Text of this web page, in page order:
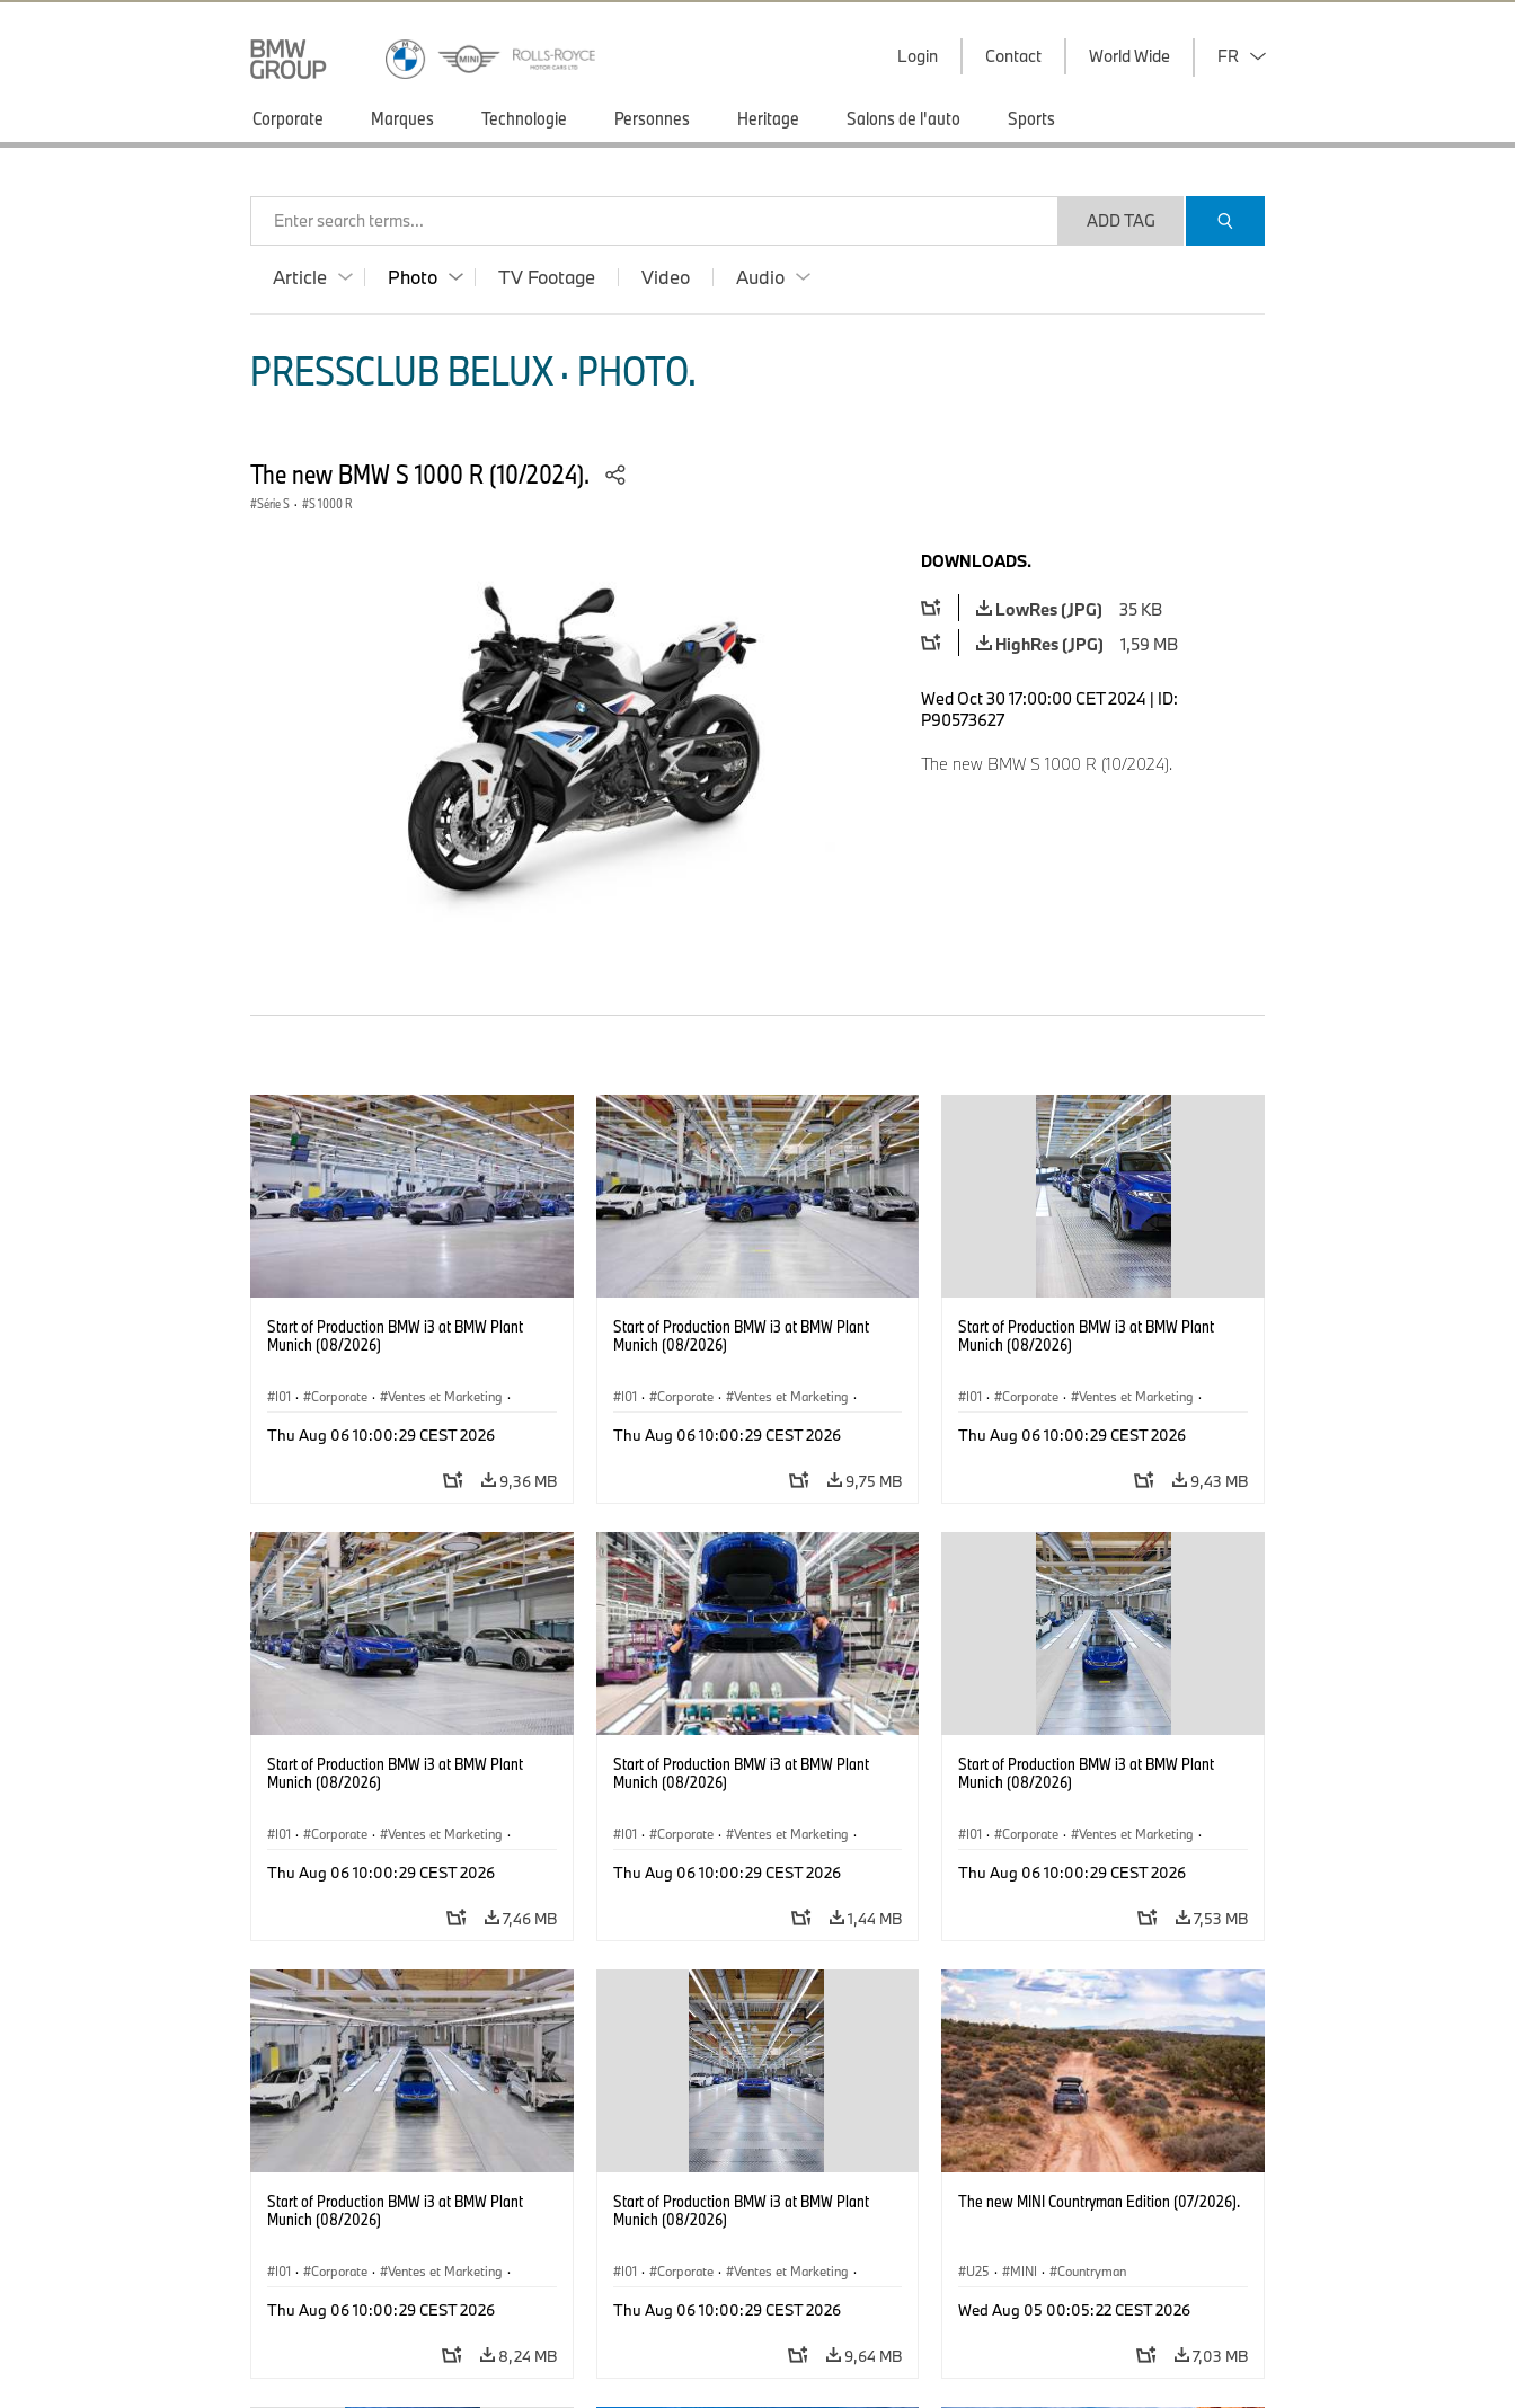
Login Contact World Wide FR
Corporate Marques Technologie Personnes Heritage Salons de l'auto Sports
Enter search terms... ADD TAG
Article Photo TV Footage Video Audio
PRESSCLUB BELUX · PHOTO.
The new BMW S 1000 R (10/2024).
Série S · S 1000 R
DOWNLOADS.
LowRes (JPG)
35 KB
HighRes (JPG)
1,59 MB
Wed Oct 30 17:00:00 CET 2024 | ID:
P90573627
The new BMW S 1000 R (10/2024).
Start of Production BMW i3 at BMW Plant
Munich (08/2026)
I01 · Corporate · Ventes et Marketing ·
Thu Aug 06 10:00:29 CEST 2026
9,36 MB
Start of Production BMW i3 at BMW Plant
Munich (08/2026)
I01 · Corporate · Ventes et Marketing ·
Thu Aug 06 10:00:29 CEST 2026
9,75 MB
Start of Production BMW i3 at BMW Plant
Munich (08/2026)
I01 · Corporate · Ventes et Marketing ·
Thu Aug 06 10:00:29 CEST 2026
9,43 MB
Start of Production BMW i3 at BMW Plant
Munich (08/2026)
I01 · Corporate · Ventes et Marketing ·
Thu Aug 06 10:00:29 CEST 2026
7,46 MB
Start of Production BMW i3 at BMW Plant
Munich (08/2026)
I01 · Corporate · Ventes et Marketing ·
Thu Aug 06 10:00:29 CEST 2026
1,44 MB
Start of Production BMW i3 at BMW Plant
Munich (08/2026)
I01 · Corporate · Ventes et Marketing ·
Thu Aug 06 10:00:29 CEST 2026
7,53 MB
Start of Production BMW i3 at BMW Plant
Munich (08/2026)
I01 · Corporate · Ventes et Marketing ·
Thu Aug 06 10:00:29 CEST 2026
8,24 MB
Start of Production BMW i3 at BMW Plant
Munich (08/2026)
I01 · Corporate · Ventes et Marketing ·
Thu Aug 06 10:00:29 CEST 2026
9,64 MB
The new MINI Countryman Edition (07/2026).
U25 · MINI · Countryman
Wed Aug 05 00:05:22 CEST 2026
7,03 MB